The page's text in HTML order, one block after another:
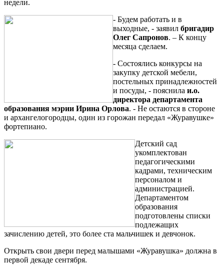
недели.
- Будем работать и в
выходные, - заявил бригадир
Олег Сапронов. – К концу
месяца сделаем.
- Состоялись конкурсы на
закупку детской мебели,
постельных принадлежностей
и посуды, - пояснила и.о.
директора департамента
образования мэрии Ирина Орлова. - Не остаются в стороне
и архангелогородцы, один из горожан передал «Журавушке»
фортепиано.
Детский сад
укомплектован
педагогическими
кадрами, техническим
персоналом и
администрацией.
Департаментом
образования
подготовлены списки
подлежащих
зачислению детей, это более ста мальчишек и девчонок.
Открыть свои двери перед малышами «Журавушка» должна в
первой декаде сентября.